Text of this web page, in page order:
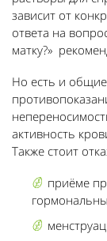
зависит от
ответа на
матку?»
Но есть и общие
активность
Также стоит
приёме